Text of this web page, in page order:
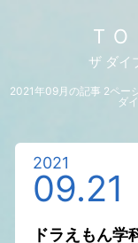
ザ ダイ
2021年09月の記事 2ペー
ダ
2021
09.21
ドラえもん学